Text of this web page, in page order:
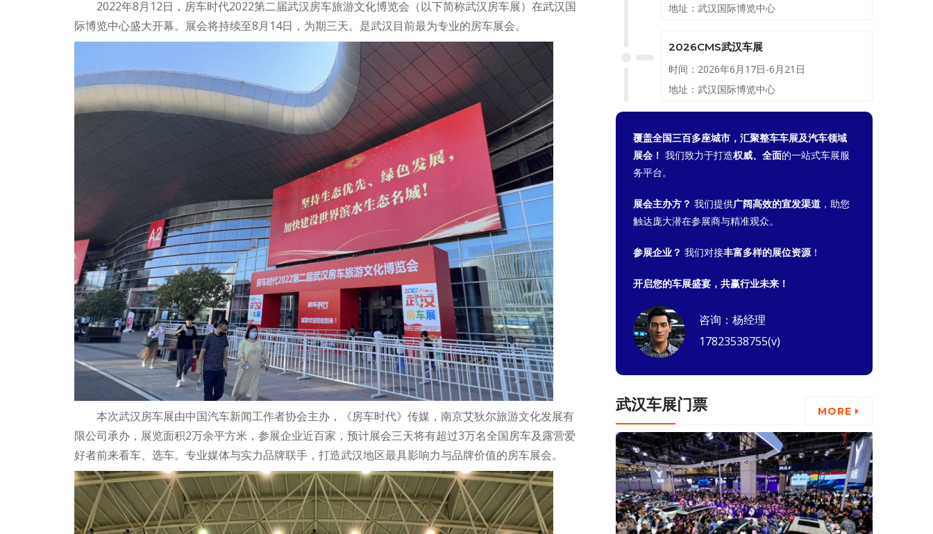
2022年8月12日，房车时代2022第二届武汉房车旅游文化博览会（以下简称武汉房车展）在武汉国
际博览中心盛大开幕。展会将持续至8月14日，为期三天。是武汉目前最为专业的房车展会。
本次武汉房车展由中国汽车新闻工作者协会主办，《房车时代》传媒，南京艾狄尔旅游文化发展有
限公司承办，展览面积2万余平方米，参展企业近百家，预计展会三天将有超过3万名全国房车及露营爱
好者前来看车、选车。专业媒体与实力品牌联手，打造武汉地区最具影响力与品牌价值的房车展会。
地址：武汉国际博览中心
2026CMS武汉车展
时间：2026年6月17日-6月21日
地址：武汉国际博览中心
覆盖全国三百多座城市，汇聚整车车展及汽车领域
展会！ 我们致力于打造权威、全面的一站式车展服
务平台。
展会主办方？ 我们提供广阔高效的宣发渠道 ，助您
触达庞大潜在参展商与精准观众。
参展企业？ 我们对接丰富多样的展位资源！
开启您的车展盛宴，共赢行业未来！
咨询：杨经理
17823538755(v)
武汉车展门票 MORE